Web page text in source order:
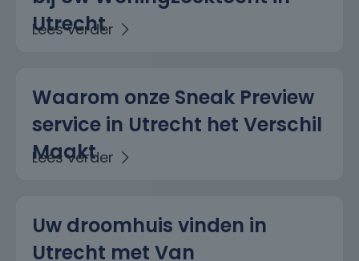
Utrecht
Waarom onze Sneak Preview
service in Utrecht het Verschil
Maakt
Uw droomhuis vinden in
Utrecht met Van